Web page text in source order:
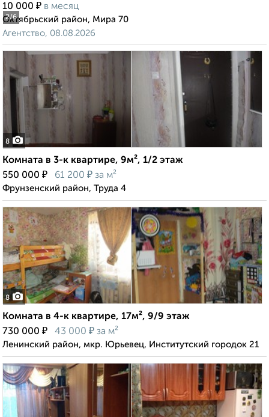
2/6
10 000 ₽ в месяц
Октябрьский район, Мира 70
Агентство, 08.08.2026
8
Комната в 3-к квартире, 9м², 1/2 этаж
550 000 ₽ 61 200 ₽ за м²
Фрунзенский район, Труда 4
8
Комната в 4-к квартире, 17м², 9/9 этаж
730 000 ₽ 43 000 ₽ за м²
Ленинский район, мкр. Юрьевец, Институтский городок 21